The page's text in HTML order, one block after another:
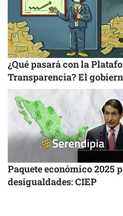
¿Qué pasará con la
Transparencia? El
Paquete económico 2025
desigualdades: CIEP